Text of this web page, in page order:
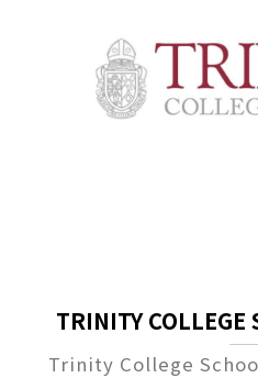
TRINITY COLLEGE
Trinity College